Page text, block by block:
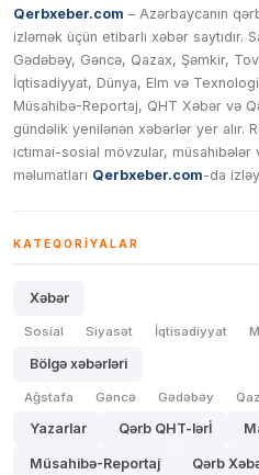
Qerbxeber.com – Azərbaycanın
izləmək üçün etibarlı xəbər saytıdır.
Gədəbəy, Gəncə, Qazax, Şəmkir,
İqtisadiyyat, Dünya, Elm və
Müsahibə-Reportaj, QHT Xəbər və
gündəlik yenilənən xəbərlər yer alır.
ictimai-sosial mövzular, müsahibələr
məlumatları Qerbxeber.com-da
KATEQORIYALAR
Xəbər
Sosial Siyasət İqtisadiyyat
Bölgə xəbərləri
Ağstafa Gəncə Gədəbəy
Yazarlar Qərb QHT-lərİ
Müsahibə-Reportaj Qərb